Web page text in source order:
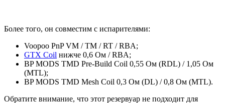
Более того, он совместим с испарителями:
Voopoo PnP VM / TM / RT / RBA;
GTX Coil нижче 0,6 Ом / RBA;
BP MODS TMD Pre-Build Coil 0,55 Ом (RDL) / 1,05 Ом
(MTL);
BP MODS TMD Mesh Coil 0,3 Ом (DL) / 0,8 Ом (MTL).
​Обратите внимание, что этот резервуар не подходит для